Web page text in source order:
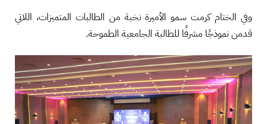
وفي الختام كرمت سمو الأميرة نخبة من الطالبات المتميزات، اللاتي
قدمن نموذجًا مشرفًا للطالبة الجامعية الطموحة.